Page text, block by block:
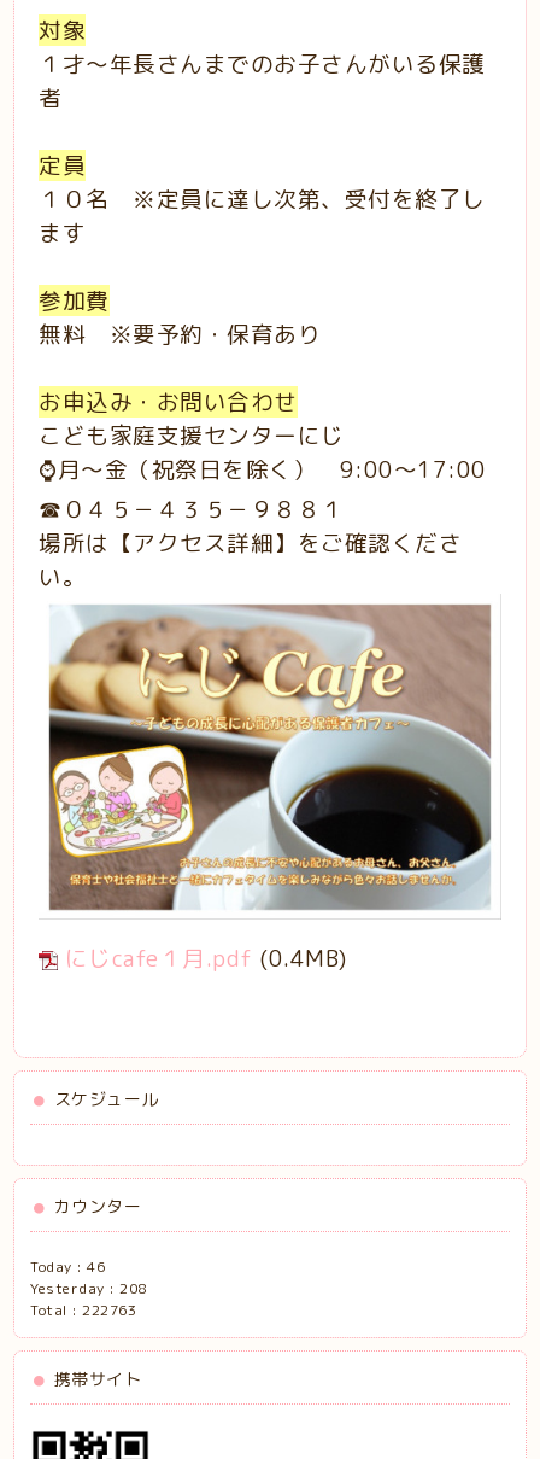
対象
１才～年長さんまでのお子さんがいる保護
者
定員
１０名 ※定員に達し次第、受付を終了し
ます
参加費
無料 ※要予約・保育あり
お申込み・お問い合わせ
こども家庭支援センターにじ
⌚月～金（祝祭日を除く） 9:00～17:00
☎０４５－４３５－９８８１
場所は【アクセス詳細】をご確認くださ
い。
にじcafe１月.pdf (0.4MB)
スケジュール
カウンター
Today :46
Yesterday :208
Total :222763
携帯サイト